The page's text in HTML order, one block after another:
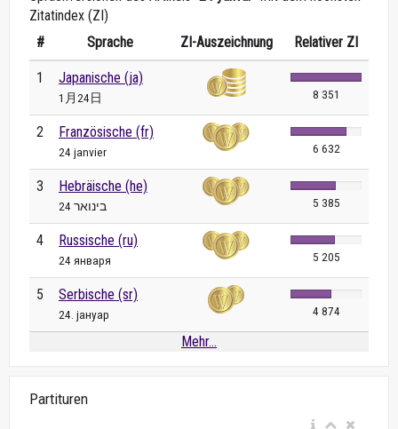
Zitatindex (ZI)
#
Sprache ZI-Auszeichnung Relativer ZI
1 Japanische (ja)
1月24日 8 351
2 Französische (fr)
24 janvier 6 632
3 Hebräische (he)
24 בינואר 5 385
4 Russische (ru)
24 января 5 205
5 Serbische (sr)
24. јануар 4 874
Mehr...
Partituren